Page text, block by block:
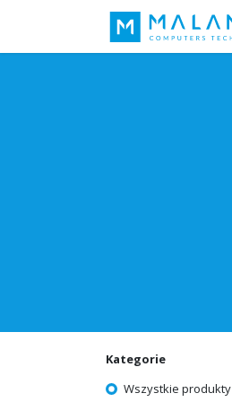
Kategorie
Wszystkie produkty